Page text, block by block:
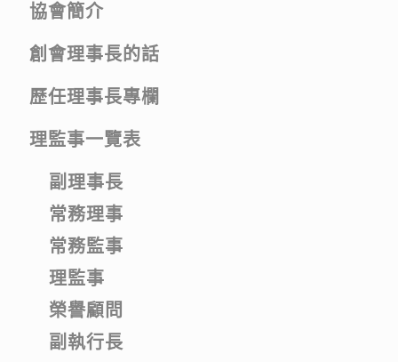
協會簡介
創會理事長的話
歷任理事長專欄
理監事一覽表
副理事長
常務理事
常務監事
理監事
榮譽顧問
副執行長